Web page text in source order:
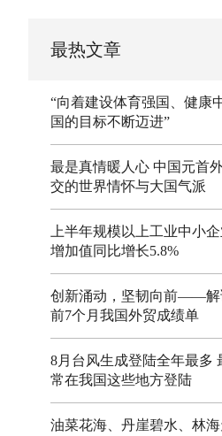
最热文章
“向着建设体育强国、健康
国的目标不断迈进”
最是真情暖人心 中国元首
交的世界情怀与大国气派
上半年规模以上工业中小
增加值同比增长5.8%
创新涌动，坚韧向前——解
前7个月我国外贸成绩单
8月台风生成登陆全年最多
常在我国这些地方登陆
油菜花海、丹崖碧水、林海